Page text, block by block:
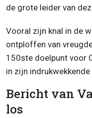
de grote leider van
Vooral zijn knal in de
ontploffen van
150ste doelpunt voor
in zijn
Bericht van
los